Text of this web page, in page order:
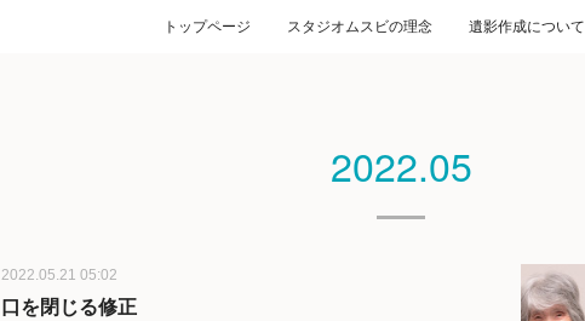
トップページ スタジオムスビの理念 遺影作成について
2022.05
2022.05.21 05:02
口を閉じる修正